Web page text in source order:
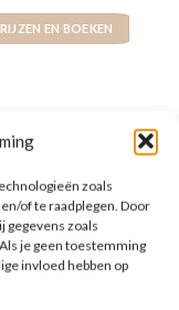
zoals
of te raadplegen. Door
gegevens zoals
je geen toestemming
invloed hebben op
EN BOEKEN